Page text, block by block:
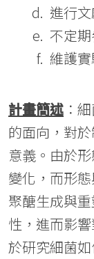
進行
不定
維護
計畫簡述 ：
的面向，對
意義。由於
變化，而形
聚醣生成與
性，進而影
於研究細菌